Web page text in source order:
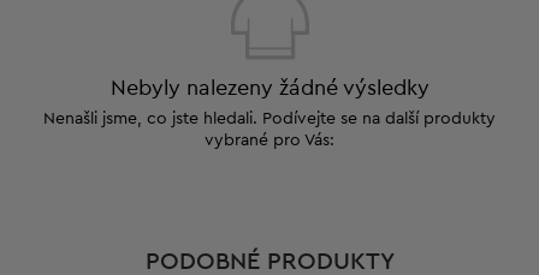
Nebyly nalezeny žádné výsledky
Nenašli jsme, co jste hledali. Podívejte se na další produkty
vybrané pro Vás:
PODOBNÉ PRODUKTY